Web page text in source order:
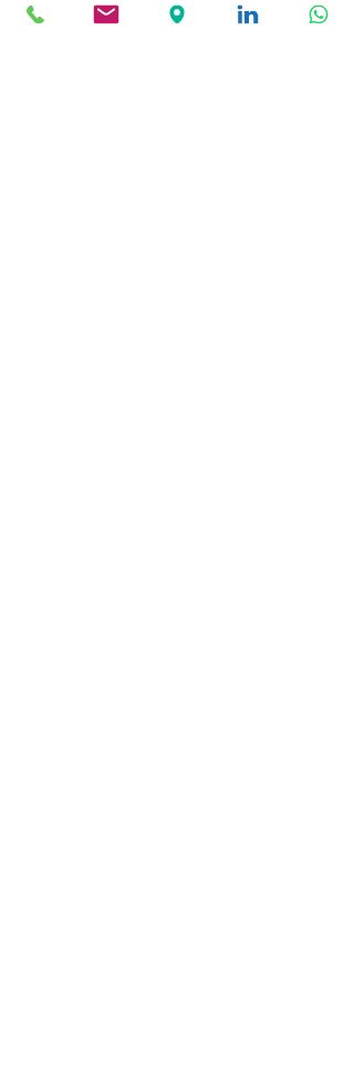
Si riceve su appuntamento in